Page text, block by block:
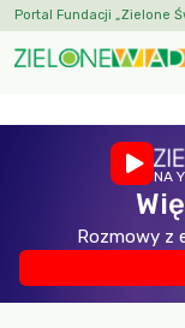
Portal Fundacji „Zielone
NA
Rozmowy z